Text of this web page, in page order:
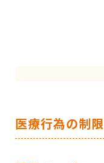
医療行為の制限